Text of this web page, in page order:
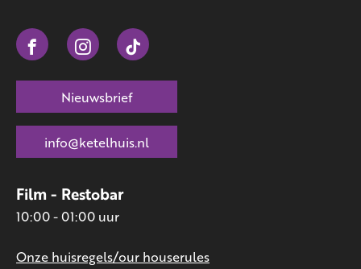
Film - Restobar
10:00 - 01:00 uur
Onze huisregels/our houserules
Nieuwsbrief
info@ketelhuis.nl